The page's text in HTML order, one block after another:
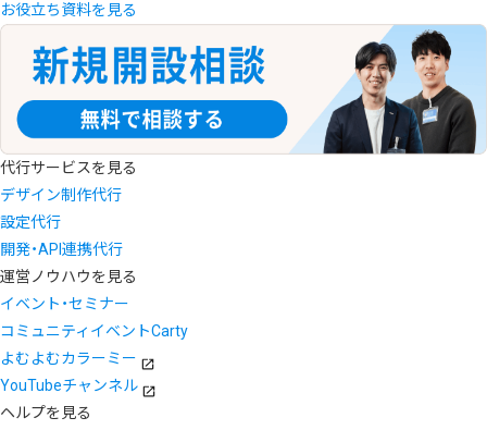
お役立ち資料を見る
代行サービスを見る
デザイン制作代行
設定代行
開発・API連携代行
運営ノウハウを見る
イベント・セミナー
コミュニティイベントCarty
よむよむカラーミー
YouTubeチャンネル
ヘルプを見る